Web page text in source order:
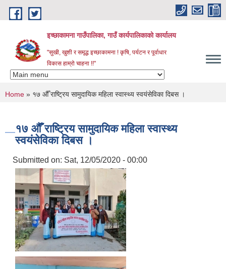
Skip to main content
इच्छाकामना गाउँपालिका, गाउँ कार्यपालिकाको कार्यालय
"सुखी, खुशी र समृद्ध इच्छाकामना ! कृषि, पर्यटन र पूर्वाधार
विकास हाम्रो चाहना !!"
You are here
Home » १७ औँ राष्ट्रिय सामुदायिक महिला स्वास्थ्य स्वयंसेविका दिबस ।
१७ औँ राष्ट्रिय सामुदायिक महिला स्वास्थ्य
स्वयंसेविका दिबस ।
Submitted on: Sat, 12/05/2020 - 00:00